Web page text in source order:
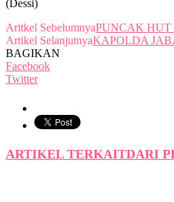
(Dessi)
Aritkel SebelumnyaPUNCAK HUT
Artikel SelanjutnyaKAPOLDA
BAGIKAN
Facebook
Twitter
ARTIKEL TERKAITDARI